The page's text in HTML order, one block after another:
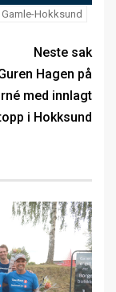
Gamle-Hokksund
Neste sak
Hagen på
med innlagt
i Hokksund